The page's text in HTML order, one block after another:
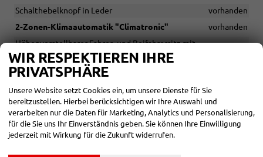
Schalthebelknopf in Leder
vorhanden
2-Zonen-Klimaautomatik "Climatronic"
vorhanden
Höhenverstellbarer Fahrer- und Beifahrersitz mit
Lendenwirbelstütze
Innenspiegel automatisch abblendend
Elektrische Fensterheber vorne und hinten
vorhanden
Armlehne vorne mit Aufbewahrungsbox und 12V Steckdose
hinten
vorhanden
12V Steckdose vorne
WIR RESPEKTIEREN IHRE
PRIVATSPHÄRE
Unsere Website setzt Cookies ein, um unsere Dienste für Sie
bereitzustellen. Hierbei berücksichtigen wir Ihre Auswahl und
verarbeiten nur die Daten für Marketing, Analytics und Personalisierung,
für die Sie uns Ihr Einverständnis geben. Sie können Ihre Einwilligung
jederzeit mit Wirkung für die Zukunft widerrufen.